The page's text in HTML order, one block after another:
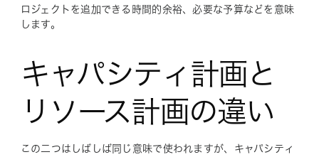
ロジェクトを追加できる時間的余裕、必要な予算などを意味
します。
キャパシティ計画と
リソース計画の違い
この二つはしばしば同じ意味で使われますが、キャパシティ